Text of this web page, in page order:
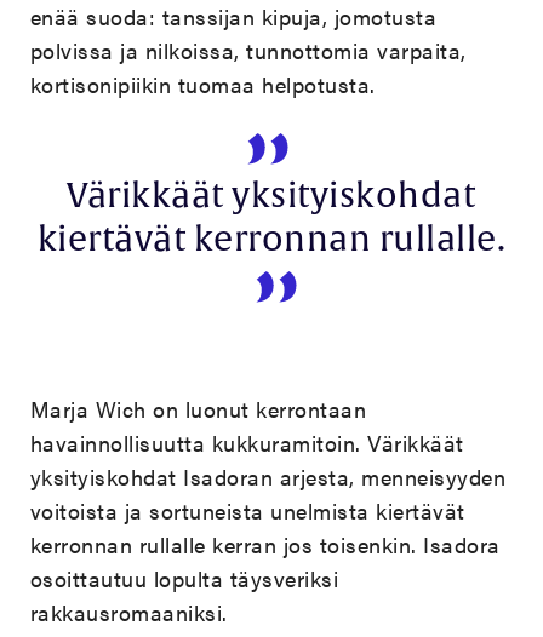
enää suoda: tanssijan kipuja, jomotusta
polvissa ja nilkoissa, tunnottomia varpaita,
kortisonipiikin tuomaa helpotusta.
Värikkäät yksityiskohdat
kiertävät kerronnan rullalle.
Marja Wich on luonut kerrontaan
havainnollisuutta kukkuramitoin. Värikkäät
yksityiskohdat Isadoran arjesta, menneisyyden
voitoista ja sortuneista unelmista kiertävät
kerronnan rullalle kerran jos toisenkin. Isadora
osoittautuu lopulta täysveriksi
rakkausromaaniksi.